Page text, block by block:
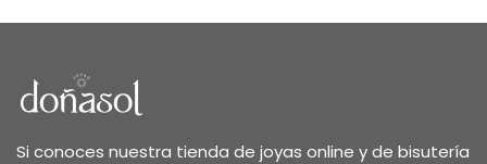
Si conoces nuestra tienda de joyas online y de bisutería